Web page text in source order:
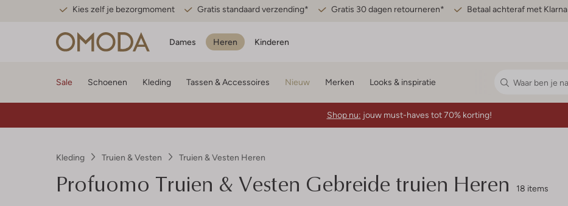
Kies zelf je bezorgmoment Gratis standaard verzending* Gratis 30 dagen retourneren* Betaal achteraf met Klarna
Dames Heren Kinderen
Sale Schoenen Kleding Tassen & Accessoires Nieuw Merken Looks & inspiratie
Shop nu: jouw must-haves tot 70% korting!
Kleding Truien & Vesten Truien & Vesten Heren
Profuomo Truien & Vesten Gebreide truien Heren 18 items